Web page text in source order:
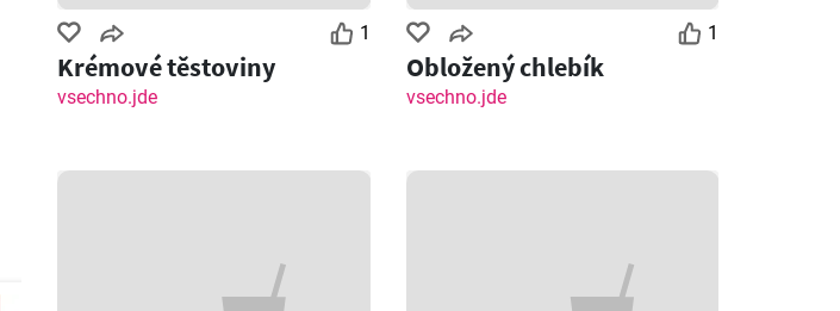
1
Krémové těstoviny
vsechno.jde
1
Obložený chlebík
vsechno.jde